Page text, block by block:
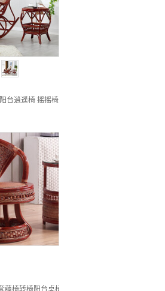
和玻璃）
五件套 五件套(1+1+3+茶几+角几）
台逍遥椅 摇摇椅成人老人午休躺椅睡椅客厅腾编
椅子五件套 单个椅子（配坐垫）
藤椅转椅阳台桌椅茶几组合藤编靠背椅子360度旋